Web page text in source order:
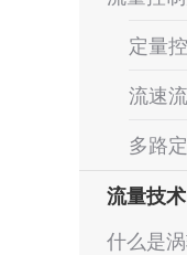
定量
流速
多路
流量技术
什么是